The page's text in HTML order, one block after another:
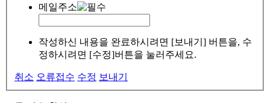
메일주소
작성하신 내용을 완료하시려면 [보내기] 버튼을, 수
정하시려면 [수정]버튼을 눌러주세요.
취소 오류접수 수정 보내기